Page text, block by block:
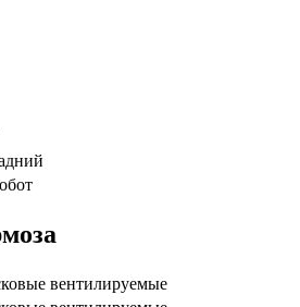
вентилируемые